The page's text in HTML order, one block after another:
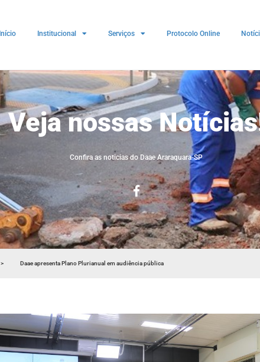
Início Institucional Serviços Protocolo Online
Veja nossas
Confira as noticias do Daae Araraquara-SP
> Daae apresenta Plano Plurianual em audiência pública